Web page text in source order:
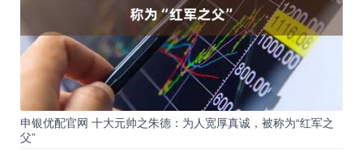
申银优配官网 十大元帅之朱德：为人宽厚真诚，被称为“红军之
父”